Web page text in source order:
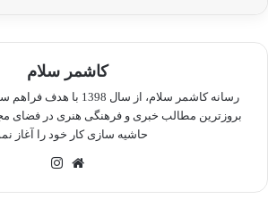
کاشمر سلام
رسانه کاشمر سلام، از سال
بروزترین مطالب خبری و فرهنگی هنری در فضای
حاشیه سازی کار خود را آغاز
وبسایت